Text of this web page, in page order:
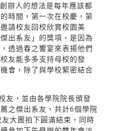
辦人的想法是每年應該都
時間，第一次在校慶，第
請校友回校欣賞校園美
出系友」的獎項，是因為
透過春之饗宴來表揚他們
友能多多支持母校的發
會，除了與學校緊密結合
友，並由各學院院長頒發
之傑出系友，共計6個學院
大團拍下圓滿結束，同時